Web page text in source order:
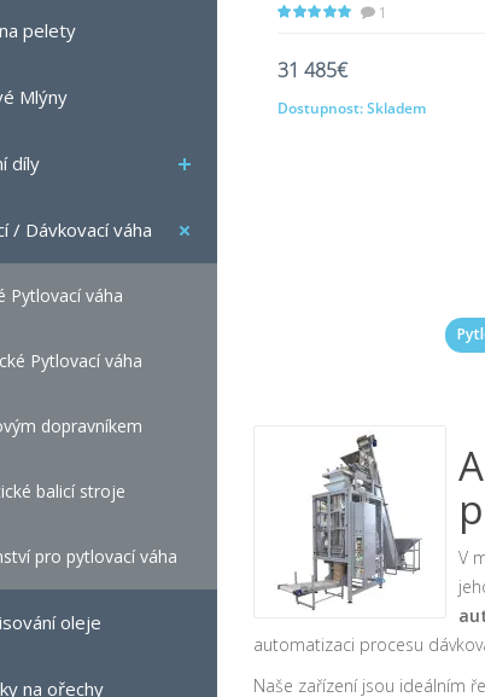
pelety
Mlýny
díly
/ Dávkovací váha
Pytlovací váha
Pytlovací váha
dopravníkem
balicí stroje
pro pytlovací váha
oleje
na ořechy
1
31 485€
Přidat do košíku
Dostupnost:Skladem
V
automatizaci procesu
Naše zařízení jsou ideálním